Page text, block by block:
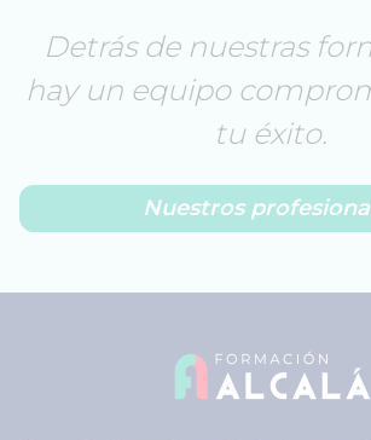
Detrás de nuestras
hay un equipo
tu éxito.
Nuestros